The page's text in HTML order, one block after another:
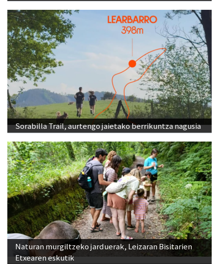
Sorabilla Trail, aurtengo jaietako berrikuntza nagusia
Naturan murgiltzeko jarduerak, Leizaran Bisitarien
Etxearen eskutik